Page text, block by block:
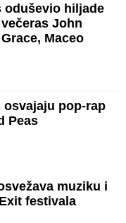
oduševio hiljade
John
Maceo
osvajaju pop-rap
Peas
muziku i
festivala